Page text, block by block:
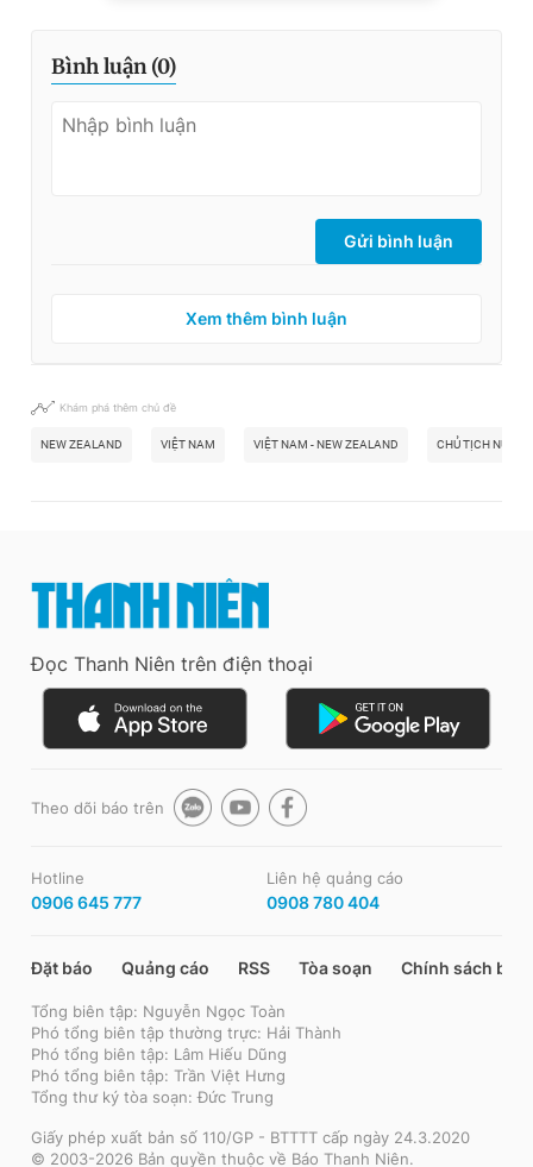
Bình luận (0)
Gửi bình luận
Xem thêm bình luận
Khám phá thêm chủ đề
NEW ZEALAND VIỆT NAM VIỆT NAM - NEW ZEALAND CHỦ TỊCH NƯỚC
Đọc Thanh Niên trên điện thoại
Theo dõi báo trên
Hotline
0906 645 777
Liên hệ quảng cáo
0908 780 404
Đặt báo Quảng cáo RSS Tòa soạn Chính sách bảo
Tổng biên tập: Nguyễn Ngọc Toàn
Phó tổng biên tập thường trực: Hải Thành
Phó tổng biên tập: Lâm Hiếu Dũng
Phó tổng biên tập: Trần Việt Hưng
Tổng thư ký tòa soạn: Đức Trung
Giấy phép xuất bản số 110/GP - BTTTT cấp ngày 24.3.2020
© 2003-2026 Bản quyền thuộc về Báo Thanh Niên.